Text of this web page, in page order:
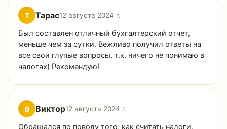
Т Тарас12 августа 2024 г.
Был составлен отличный бухгалтерский отчет,
меньше чем за сутки. Вежливо получил ответы на
все свои глупые вопросы, т.к. ничего не понимаю в
налогах) Рекомендую!
В Виктор12 августа 2024 г.
Обращался по поводу того, как считать налоги,